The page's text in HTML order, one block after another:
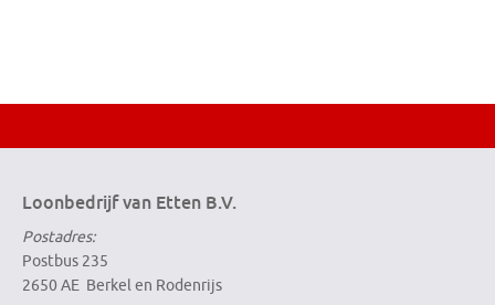
Loonbedrijf van Etten B.V.
Postadres:
Postbus 235
2650 AE Berkel en Rodenrijs